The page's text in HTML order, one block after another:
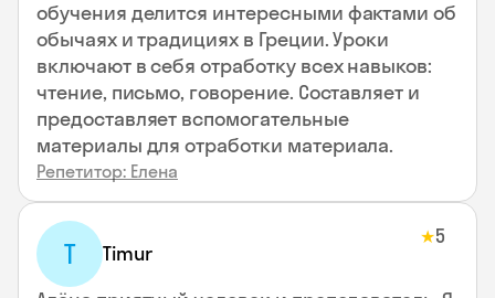
обучения делится интересными фактами об
обычаях и традициях в Греции. Уроки
включают в себя отработку всех навыков:
чтение, письмо, говорение. Составляет и
предоставляет вспомогательные
материалы для отработки материала.
Репетитор: Елена
T Timur
★5